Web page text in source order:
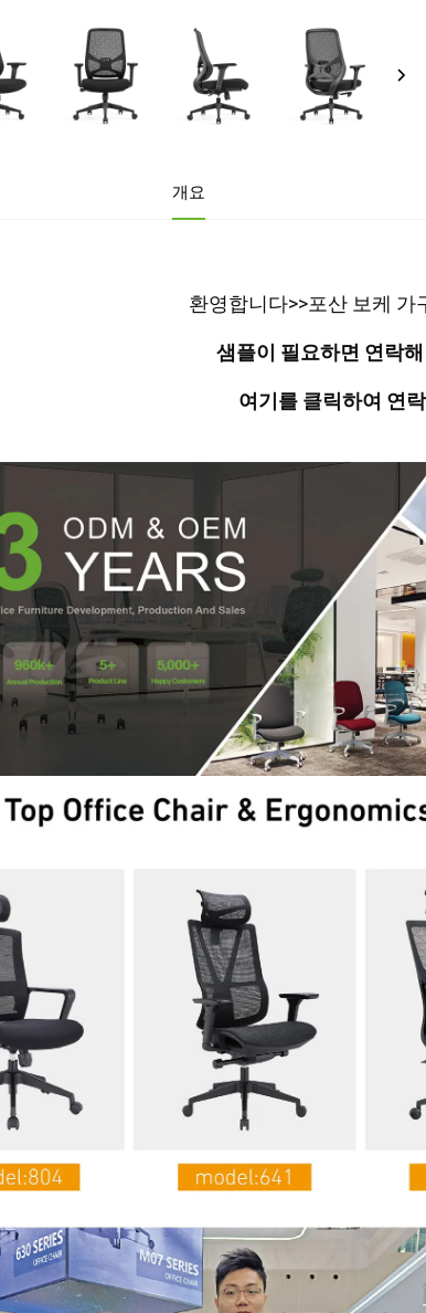
개요
환영합니다>>포산 보케 가
샘플이 필요하면 연락
여기를 클릭하여 연